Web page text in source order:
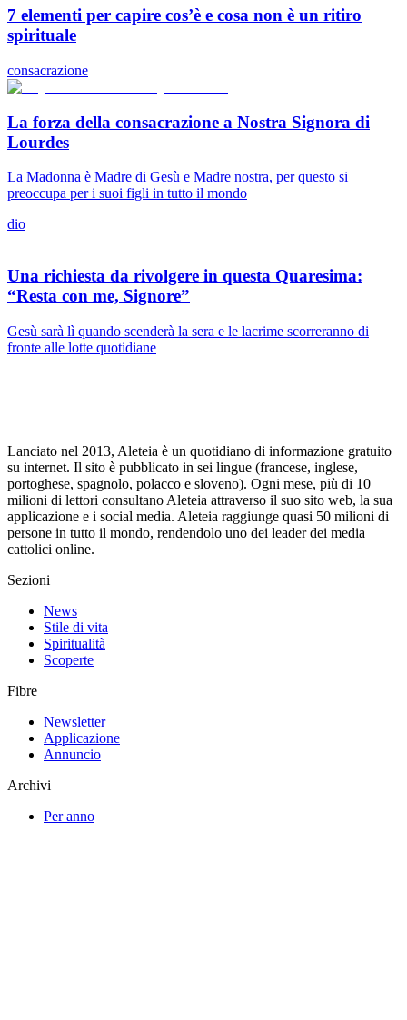
7 elementi per capire cos’è e cosa non è un ritiro
spirituale
consacrazione
La forza della consacrazione a Nostra Signora di
Lourdes
La Madonna è Madre di Gesù e Madre nostra, per questo si
preoccupa per i suoi figli in tutto il mondo
dio
Una richiesta da rivolgere in questa Quaresima:
“Resta con me, Signore”
Gesù sarà lì quando scenderà la sera e le lacrime scorreranno di
fronte alle lotte quotidiane
Lanciato nel 2013, Aleteia è un quotidiano di informazione gratuito
su internet. Il sito è pubblicato in sei lingue (francese, inglese,
portoghese, spagnolo, polacco e sloveno). Ogni mese, più di 10
milioni di lettori consultano Aleteia attraverso il suo sito web, la sua
applicazione e i social media. Aleteia raggiunge quasi 50 milioni di
persone in tutto il mondo, rendendolo uno dei leader dei media
cattolici online.
Sezioni
News
Stile di vita
Spiritualità
Scoperte
Fibre
Newsletter
Applicazione
Annuncio
Archivi
Per anno